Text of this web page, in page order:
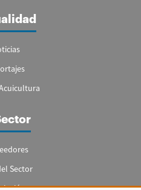
Sector